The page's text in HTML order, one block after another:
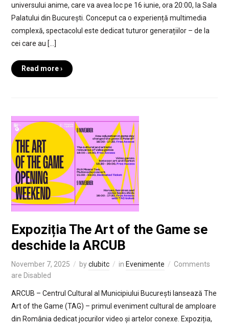
universului anime, care va avea loc pe 16 iunie, ora 20:00, la Sala
Palatului din București. Conceput ca o experiență multimedia
complexă, spectacolul este dedicat tuturor generațiilor – de la
cei care au […]
Read more ›
Expoziția The Art of the Game se
deschide la ARCUB
November 7, 2025 byclubitc in Evenimente
Comments
are Disabled
ARCUB – Centrul Cultural al Municipiului București lansează The
Art of the Game (TAG) – primul eveniment cultural de amploare
din România dedicat jocurilor video și artelor conexe. Expoziția,